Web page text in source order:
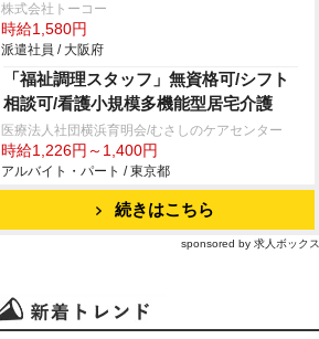
株式会社トーコー
時給1,580円
派遣社員 / 大阪府
「福祉調理スタッフ」無資格可/シフト
相談可/看護小規模多機能型居宅介護
医療法人社団横浜育明会/むさしのケアセンター
時給1,226円～1,400円
アルバイト・パート / 東京都
続きはこちら
sponsored by 求人ボックス